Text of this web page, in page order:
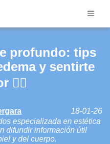
profundo: tips
y sentirte
🤸‍♀️
18-01-26
especializada en estética
difundir información útil
y del cuerpo.